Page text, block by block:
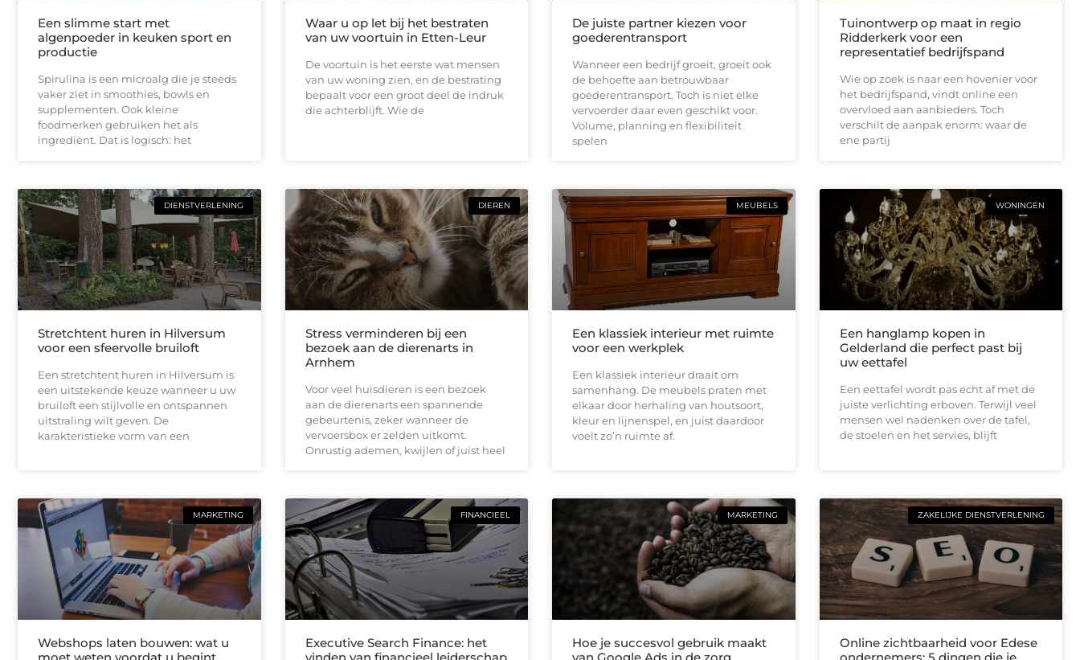
Een slimme start met
algenpoeder in keuken sport en
productie
Spirulina is een microalg die je steeds
vaker ziet in smoothies, bowls en
supplementen. Ook kleine
foodmerken gebruiken het als
ingrediënt. Dat is logisch: het
Waar u op let bij het bestraten
van uw voortuin in Etten-Leur
De voortuin is het eerste wat mensen
van uw woning zien, en de bestrating
bepaalt voor een groot deel de indruk
die achterblijft. Wie de
De juiste partner kiezen voor
goederentransport
Wanneer een bedrijf groeit, groeit ook
de behoefte aan betrouwbaar
goederentransport. Toch is niet elke
vervoerder daar even geschikt voor.
Volume, planning en flexibiliteit
spelen
Tuinontwerp op maat in regio
Ridderkerk voor een
representatief bedrijfspand
Wie op zoek is naar een hovenier voor
het bedrijfspand, vindt online een
overvloed aan aanbieders. Toch
verschilt de aanpak enorm: waar de
ene partij
DIENSTVERLENING
Stretchtent huren in Hilversum
voor een sfeervolle bruiloft
Een stretchtent huren in Hilversum is
een uitstekende keuze wanneer u uw
bruiloft een stijlvolle en ontspannen
uitstraling wilt geven. De
karakteristieke vorm van een
DIEREN
Stress verminderen bij een
bezoek aan de dierenarts in
Arnhem
Voor veel huisdieren is een bezoek
aan de dierenarts een spannende
gebeurtenis, zeker wanneer de
vervoersbox er zelden uitkomt.
Onrustig ademen, kwijlen of juist heel
MEUBELS
Een klassiek interieur met ruimte
voor een werkplek
Een klassiek interieur draait om
samenhang. De meubels praten met
elkaar door herhaling van houtsoort,
kleur en lijnenspel, en juist daardoor
voelt zo’n ruimte af.
WONINGEN
Een hanglamp kopen in
Gelderland die perfect past bij
uw eettafel
Een eettafel wordt pas echt af met de
juiste verlichting erboven. Terwijl veel
mensen wel nadenken over de tafel,
de stoelen en het servies, blijft
MARKETING
Webshops laten bouwen: wat u
FINANCIEEL
Executive Search Finance: het
MARKETING
Hoe je succesvol gebruik maakt
ZAKELIJKE DIENSTVERLENING
Online zichtbaarheid voor Edese